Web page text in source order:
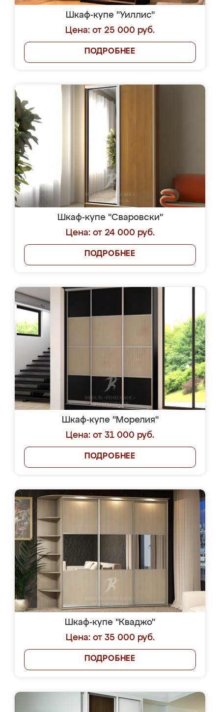
Шкаф-купе "Уиллис"
Цена: от 25 000 руб.
ПОДРОБНЕЕ
Шкаф-купе "Сваровски"
Цена: от 24 000 руб.
ПОДРОБНЕЕ
Шкаф-купе "Морелия"
Цена: от 31 000 руб.
ПОДРОБНЕЕ
Шкаф-купе "Кваджо"
Цена: от 35 000 руб.
ПОДРОБНЕЕ